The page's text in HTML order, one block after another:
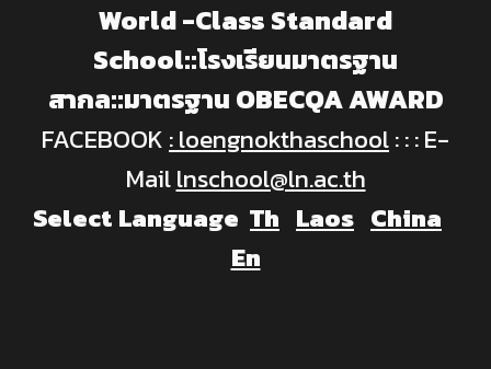
World -Class Standard
School::โรงเรียนมาตรฐาน
สากล::มาตรฐาน OBECQA AWARD
FACEBOOK : loengnokthaschool: : : E-
Maillnschool@ln.ac.th
Select Language Th Laos China
En